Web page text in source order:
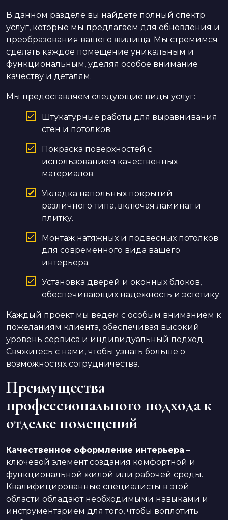
В данном разделе вы найдете полный спектр
услуг, которые мы предлагаем для обновления и
преобразования вашего жилища. Мы стремимся
сделать каждое помещение уникальным и
функциональным, уделяя особое внимание
качеству и деталям.
Мы предоставляем следующие виды услуг:
Штукатурные работы для выравнивания
стен и потолков.
Покраска поверхностей с
использованием качественных
материалов.
Укладка напольных покрытий
различного типа, включая ламинат и
плитку.
Монтаж натяжных и подвесных потолков
для современного вида вашего
интерьера.
Установка дверей и оконных блоков,
обеспечивающих надежность и эстетику.
Каждый проект мы ведем с особым вниманием к
пожеланиям клиента, обеспечивая высокий
уровень сервиса и индивидуальный подход.
Свяжитесь с нами, чтобы узнать больше о
возможностях сотрудничества.
Преимущества
профессионального подхода к
отделке помещений
Качественное оформление интерьера –
ключевой элемент создания комфортной и
функциональной жилой или рабочей среды.
Квалифицированные специалисты в этой
области обладают необходимыми навыками и
инструментарием для того, чтобы воплотить